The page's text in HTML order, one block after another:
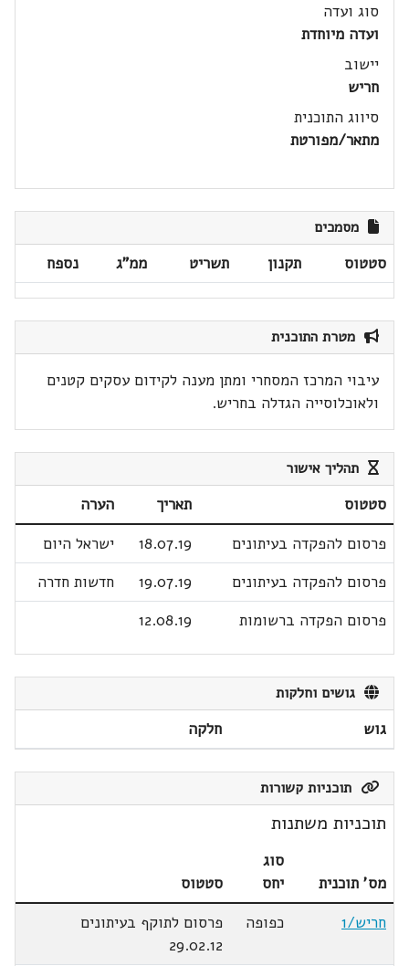
סוג ועדה
ועדה מיוחדת
יישוב
חריש
סיווג התוכנית
מתאר/מפורטת
מסמכים
סטטוס תקנון תשריט ממ"ג נספח
מטרת התוכנית
עיבוי המרכז המסחרי ומתן מענה לקידום עסקים קטנים
ולאוכלוסייה הגדלה בחריש.
תהליך אישור
סטטוס תאריך
הערה
פרסום להפקדה בעיתונים
18.07.19
ישראל היום
פרסום להפקדה בעיתונים
19.07.19
חדשות חדרה
פרסום הפקדה ברשומות
12.08.19
גושים וחלקות
גוש חלקה
תוכניות קשורות
תוכניות משתנות
מס' תוכנית
סוג
יחס
סטטוס
חריש/1
כפופה
פרסום לתוקף בעיתונים
29.02.12